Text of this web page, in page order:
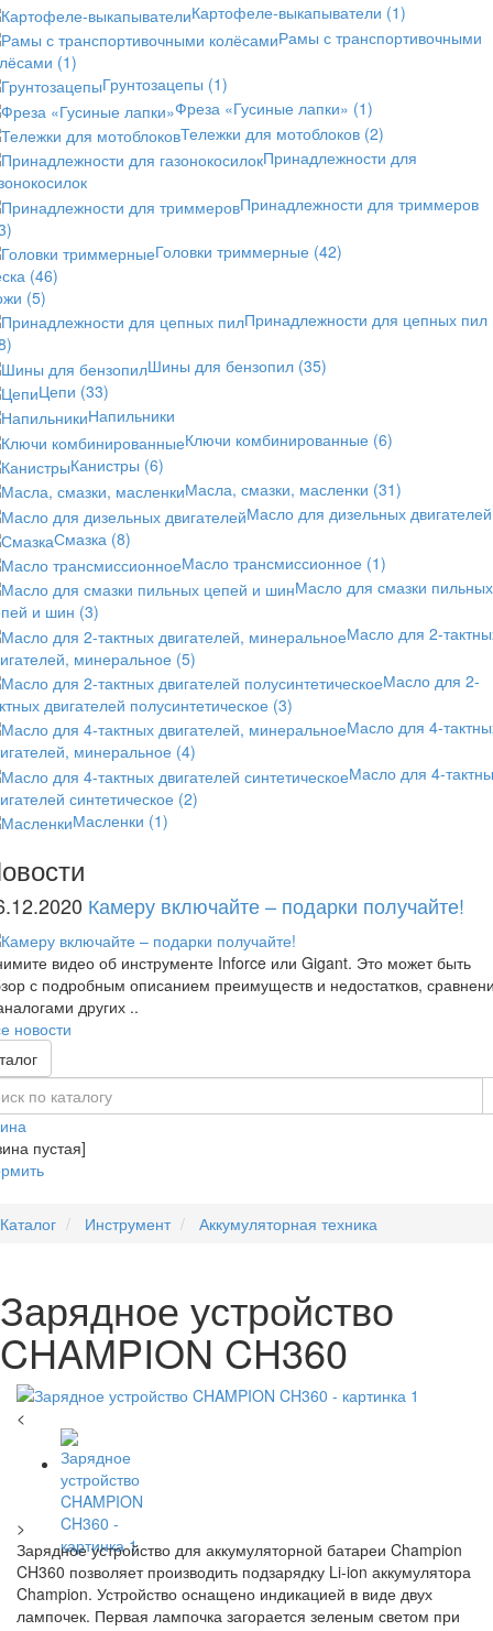
Картофеле-выкапыватели (1)
Рамы с транспортивочными
(1)
Грунтозацепы (1)
Фреза «Гусиные лапки» (1)
Тележки для мотоблоков (2)
Принадлежности для
Принадлежности для триммеров
Головки триммерные (42)
(46)
(5)
Принадлежности для цепных пил
Шины для бензопил (35)
Цепи (33)
Напильники
Ключи комбинированные (6)
Канистры (6)
Масла, смазки, масленки (31)
Масло для дизельных двигателей
Смазка (8)
Масло трансмиссионное (1)
Масло для смазки пильных
и шин (3)
Масло для 2-
минеральное (5)
Масло для 2-
двигателей полусинтетическое (3)
Масло для 4-
минеральное (4)
Масло для 4-
синтетическое (2)
Масленки (1)
Камеру включайте – подарки получайте!
видео об инструменте Inforce или Gigant. Это может быть
с подробным описанием преимуществ и недостатков,
других ..
новости
пустая]
Каталог Инструмент Аккумуляторная техника
Зарядное устройство
CHAMPION CH360
<
>
Зарядное устройство для аккумуляторной батареи Champion
CH360 позволяет производить подзарядку Li-ion аккумулятора
Champion. Устройство оснащено индикацией в виде двух
лампочек. Первая лампочка загорается зеленым светом при